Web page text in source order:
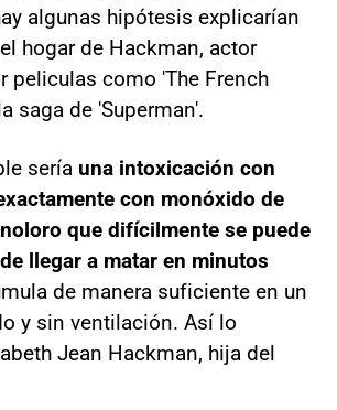
algunas hipótesis explicarían
hogar de Hackman, actor
peliculas como 'The French
saga de 'Superman'.
sería una intoxicación con
con monóxido de
que difícilmente se puede
llegar a matar en minutos
de manera suficiente en un
y sin ventilación. Así lo
Jean Hackman, hija del